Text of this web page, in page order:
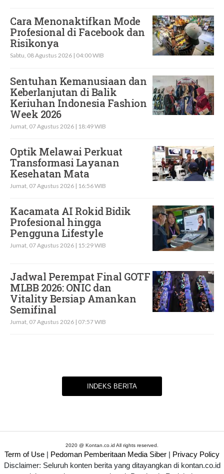
Cara Menonaktifkan Mode
Profesional di Facebook dan
Risikonya
Sabtu, 08 Agustus 2026 | 04:00 WIB
Sentuhan Kemanusiaan dan
Keberlanjutan di Balik
Keriuhan Indonesia Fashion
Week 2026
Jumat, 07 Agustus 2026 | 18:49 WIB
Optik Melawai Perkuat
Transformasi Layanan
Kesehatan Mata
Jumat, 07 Agustus 2026 | 16:56 WIB
Kacamata AI Rokid Bidik
Profesional hingga
Pengguna Lifestyle
Jumat, 07 Agustus 2026 | 15:29 WIB
Jadwal Perempat Final GOTF
MLBB 2026: ONIC dan
Vitality Bersiap Amankan
Semifinal
Jumat, 07 Agustus 2026 | 07:57 WIB
INDEKS BERITA
2020 @ Kontan.co.id All rights reserved.
Term of Use Pedoman Pemberitaan Media Siber
Privacy Policy
Disclaimer: Seluruh konten berita yang ditayangkan di kontan.co.id